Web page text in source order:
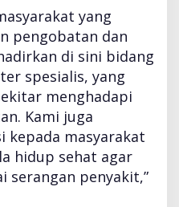
yang
pengobatan dan
di sini bidang
spesialis, yang
menghadapi
Kami juga
kepada masyarakat
hidup sehat agar
serangan penyakit,”